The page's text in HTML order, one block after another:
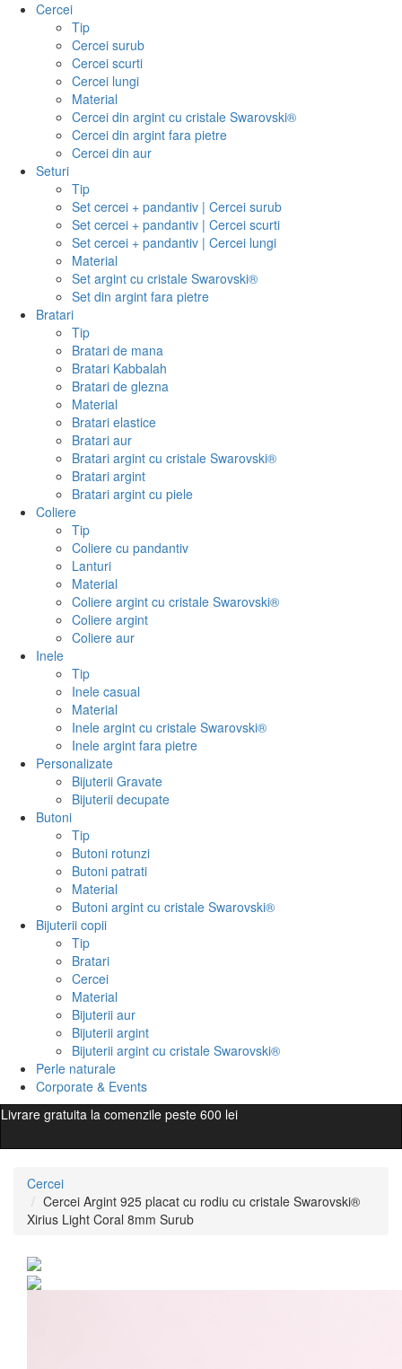
Cercei
Tip
Cercei surub
Cercei scurti
Cercei lungi
Material
Cercei din argint cu cristale Swarovski®
Cercei din argint fara pietre
Cercei din aur
Seturi
Tip
Set cercei + pandantiv | Cercei surub
Set cercei + pandantiv | Cercei scurti
Set cercei + pandantiv | Cercei lungi
Material
Set argint cu cristale Swarovski®
Set din argint fara pietre
Bratari
Tip
Bratari de mana
Bratari Kabbalah
Bratari de glezna
Material
Bratari elastice
Bratari aur
Bratari argint cu cristale Swarovski®
Bratari argint
Bratari argint cu piele
Coliere
Tip
Coliere cu pandantiv
Lanturi
Material
Coliere argint cu cristale Swarovski®
Coliere argint
Coliere aur
Inele
Tip
Inele casual
Material
Inele argint cu cristale Swarovski®
Inele argint fara pietre
Personalizate
Bijuterii Gravate
Bijuterii decupate
Butoni
Tip
Butoni rotunzi
Butoni patrati
Material
Butoni argint cu cristale Swarovski®
Bijuterii copii
Tip
Bratari
Cercei
Material
Bijuterii aur
Bijuterii argint
Bijuterii argint cu cristale Swarovski®
Perle naturale
Corporate & Events
Livrare gratuita la comenzile peste 600 lei
Cercei
Cercei Argint 925 placat cu rodiu cu cristale Swarovski®
Xirius Light Coral 8mm Surub